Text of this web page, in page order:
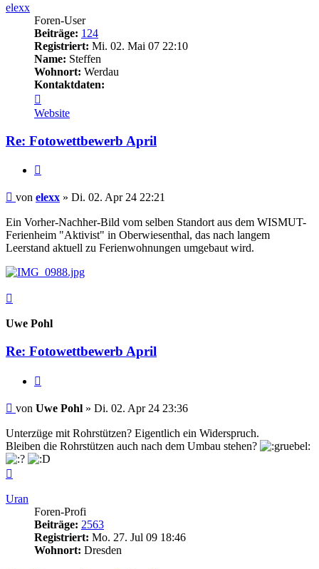
elexx
Foren-User
Beiträge: 124
Registriert: Mi. 02. Mai 07 22:10
Name: Steffen
Wohnort: Werdau
Kontaktdaten:
von
elexx
Website
Re: Fotowettbewerb April
Beitrag
von elexx » Di. 02. Apr 24 22:21
Ein Vorher-Nachher-Bild vom selben Standort aus dem WISMUT-
Ferienheim "Aktivist" in Oberwiesenthal, das nach langem
Leerstand aktuell zu Ferienwohnungen umgebaut wird.
Uwe Pohl
Re: Fotowettbewerb April
Beitrag
von Uwe Pohl » Di. 02. Apr 24 23:36
Unterzüge mit Rohrstützen? Eigentlich ein Widerspruch.
Bleiben die Rohrstützen auch nach dem Umbau stehen?
Uran
Foren-Profi
Beiträge: 2563
Registriert: Mo. 27. Jul 09 18:46
Wohnort: Dresden